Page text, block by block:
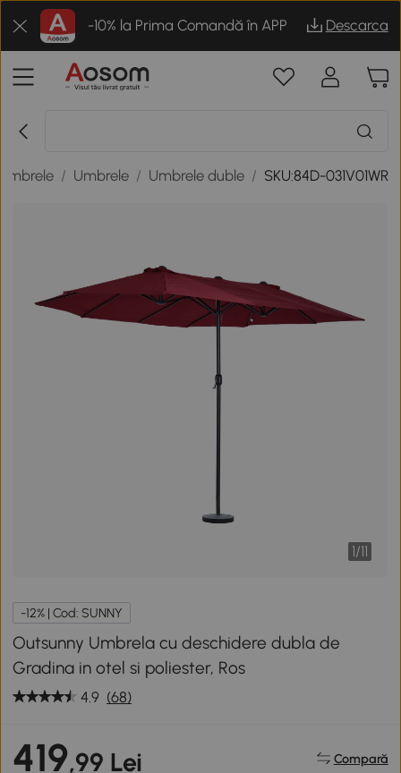
-10% la Prima Comandă în APP Descarca
/ Umbrele / Umbrele duble / SKU:84D-031V01WR
1/11
-12% | Cod: SUNNY
Outsunny Umbrela cu deschidere dubla de
Gradina in otel si poliester, Ros
4.9 (68)
419,99 Lei Compară